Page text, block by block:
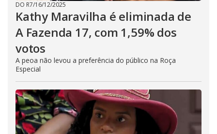
DO R7/16/12/2025
Kathy Maravilha é eliminada de
A Fazenda 17, com 1,59% dos
votos
A peoa não levou a preferência do público na Roça
Especial